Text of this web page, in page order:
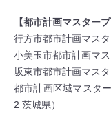
【都市計画マスタープ
行方市都市計画マス
小美玉市都市計画マ
坂東市都市計画マス
都市計画区域マスタ
2 茨城県）